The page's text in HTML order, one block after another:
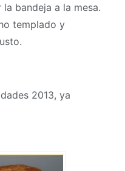
bandeja a la mesa.
templado y
2013, ya